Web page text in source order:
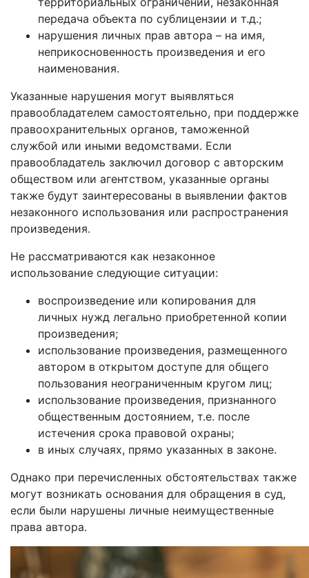
передача объекта по сублицензии и т.д.;
нарушения личных прав автора – на имя,
неприкосновенность произведения и его
наименования.
Указанные нарушения могут выявляться
правообладателем самостоятельно, при поддержке
правоохранительных органов, таможенной
службой или иными ведомствами. Если
правообладатель заключил договор с авторским
обществом или агентством, указанные органы
также будут заинтересованы в выявлении фактов
незаконного использования или распространения
произведения.
Не рассматриваются как незаконное
использование следующие ситуации:
воспроизведение или копирования для
личных нужд легально приобретенной копии
произведения;
использование произведения, размещенного
автором в открытом доступе для общего
пользования неограниченным кругом лиц;
использование произведения, признанного
общественным достоянием, т.е. после
истечения срока правовой охраны;
в иных случаях, прямо указанных в законе.
Однако при перечисленных обстоятельствах также
могут возникать основания для обращения в суд,
если были нарушены личные неимущественные
права автора.